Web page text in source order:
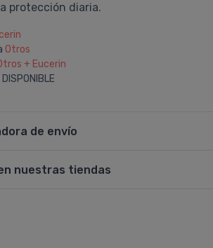
protección diaria.
Otros
+ Eucerin
DISPONIBLE
de envío
nuestras tiendas